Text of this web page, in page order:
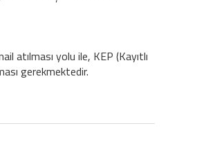
atılması yolu ile, KEP (Kayıtlı
gerekmektedir.